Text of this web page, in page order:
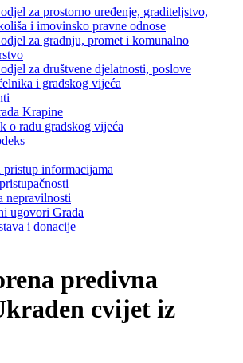
za prostorno uređenje, graditeljstvo,
i imovinsko pravne odnose
za gradnju, promet i komunalno
za društvene djelatnosti, poslove
i gradskog vijeća
Krapine
o radu gradskog vijeća
pristup informacijama
nepravilnosti
ugovori Grada
i donacije
predivna
cvijet iz